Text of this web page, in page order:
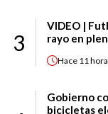
3
VIDEO |
rayo en
Hace 11
Gobierno
bicicletas